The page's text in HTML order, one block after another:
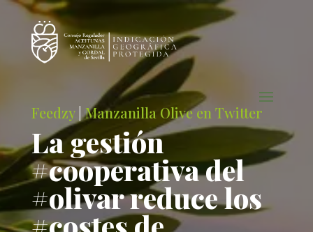
Feedzy|Manzanilla Olive en Twitter
La gestión
#cooperativa del
#olivar reduce los